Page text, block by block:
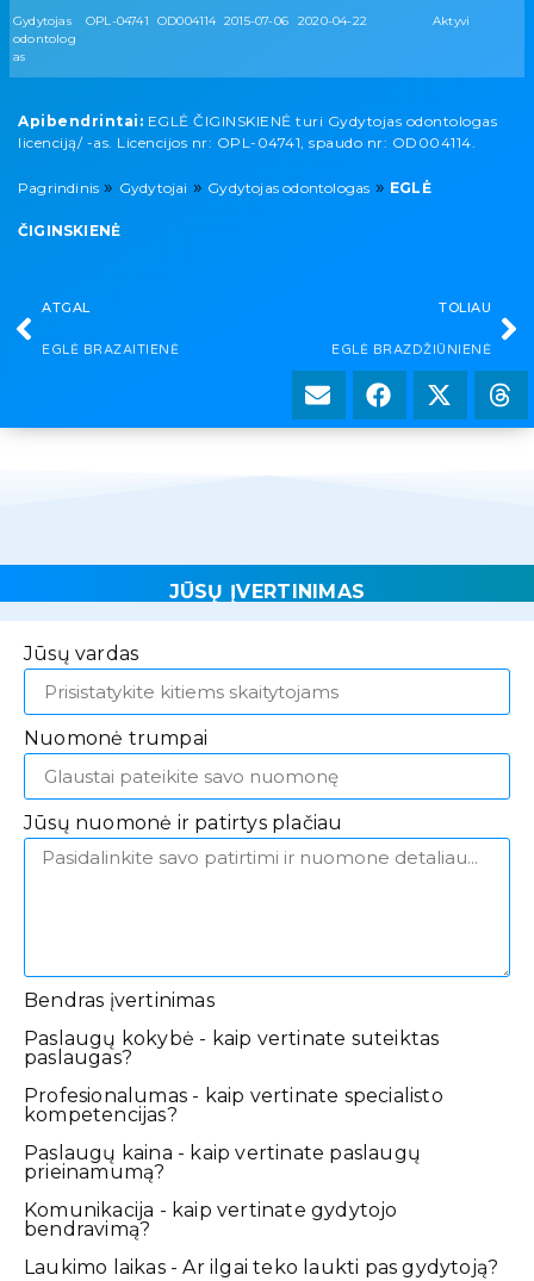
Gydytojas
odontolog
as
OPL-04741 OD004114 2015-07-06 2020-04-22 Aktyvi
Apibendrintai: EGLĖ ČIGINSKIENĖ turi Gydytojas odontologas
licenciją/ -as. Licencijos nr: OPL-04741, spaudo nr: OD004114.
Pagrindinis » Gydytojai » Gydytojas odontologas » EGLĖ
ČIGINSKIENĖ
ATGAL
EGLĖ BRAZAITIENĖ
TOLIAU
EGLĖ BRAZDŽIŪNIENĖ
JŪSŲ ĮVERTINIMAS
Jūsų vardas
Nuomonė trumpai
Jūsų nuomonė ir patirtys plačiau
Bendras įvertinimas
Paslaugų kokybė - kaip vertinate suteiktas
paslaugas?
Profesionalumas - kaip vertinate specialisto
kompetencijas?
Paslaugų kaina - kaip vertinate paslaugų
prieinamumą?
Komunikacija - kaip vertinate gydytojo
bendravimą?
Laukimo laikas - Ar ilgai teko laukti pas gydytoją?